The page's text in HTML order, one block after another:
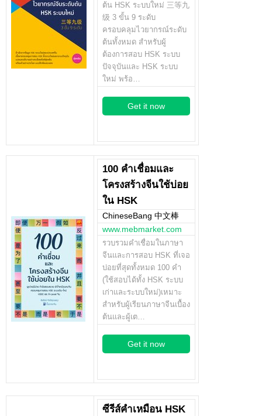
ต้น HSK ระบบใหม่ 三等九
级 3 ขั้น 9 ระดับ
ครอบคลุมไวยากรณ์ระดับ
ต้นทั้งหมด สำหรับผู้
ต้องการสอบ HSK ระบบ
ปัจจุบันและ HSK ระบบ
ใหม่ พร้อ…
Get it now
100 คำเชื่อมและ
โครงสร้างจีนใช้บ่อย
ใน HSK
ChineseBang 中文棒
www.mebmarket.com
รวบรวมคำเชื่อมในภาษา
จีนและการสอบ HSK ที่เจอ
บ่อยที่สุดทั้งหมด 100 คำ
(ใช้สอบได้ทั้ง HSK ระบบ
เก่าและระบบใหม่)เหมาะ
สำหรับผู้เรียนภาษาจีนเบื้อง
ต้นและผู้เต…
Get it now
ซีรีส์คำเหมือน HSK